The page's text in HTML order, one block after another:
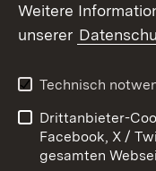
Kontakt
Impressum
Weitere
unserer
Technisch
Drittanbieter-
Facebook, X /
gesamten